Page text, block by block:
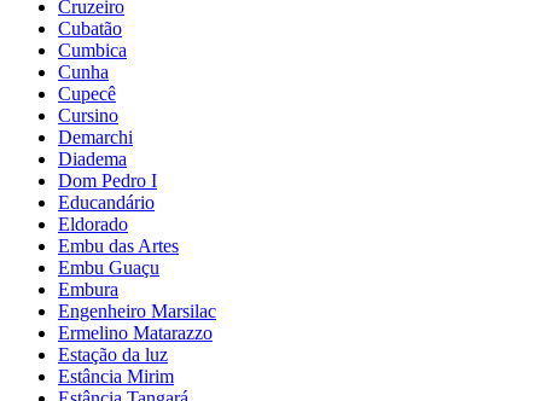
Cruzeiro
Cubatão
Cumbica
Cunha
Cupecê
Cursino
Demarchi
Diadema
Dom Pedro I
Educandário
Eldorado
Embu das Artes
Embu Guaçu
Embura
Engenheiro Marsilac
Ermelino Matarazzo
Estação da luz
Estância Mirim